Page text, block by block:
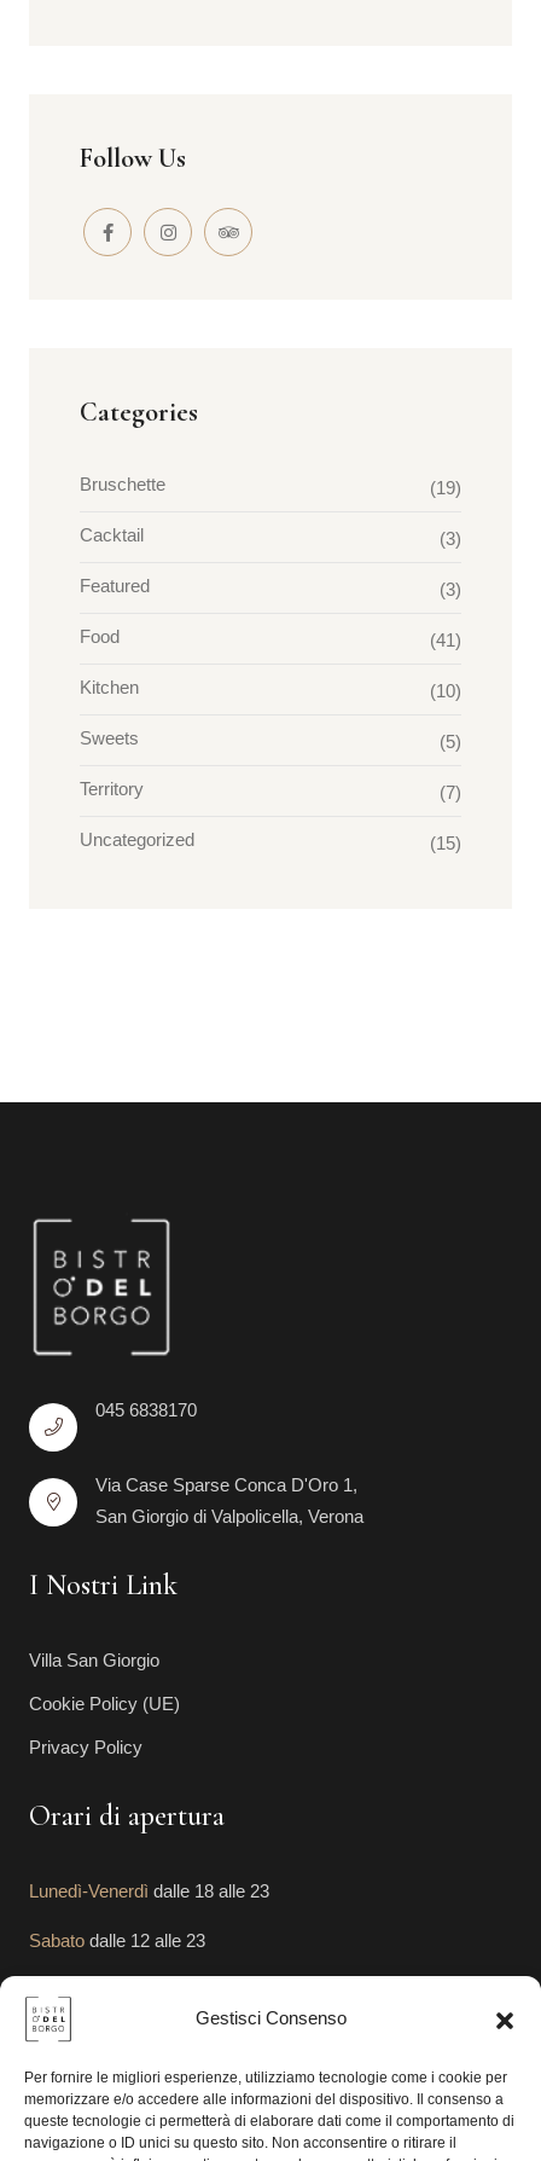
Gestisci Consenso
Per fornire le migliori esperienze, utilizziamo tecnologie come i cookie per
memorizzare e/o accedere alle informazioni del dispositivo. Il consenso a
queste tecnologie ci permetterà di elaborare dati come il comportamento di
navigazione o ID unici su questo sito. Non acconsentire o ritirare il
Follow Us
Categories
Bruschette (19)
Cacktail (3)
Featured (3)
Food (41)
Kitchen (10)
Sweets (5)
Territory (7)
Uncategorized (15)
045 6838170
Via Case Sparse Conca D'Oro 1,
San Giorgio di Valpolicella, Verona
I Nostri Link
Villa San Giorgio
Cookie Policy (UE)
Privacy Policy
Orari di apertura
Lunedì-Venerdì dalle 18 alle 23
Sabato dalle 12 alle 23